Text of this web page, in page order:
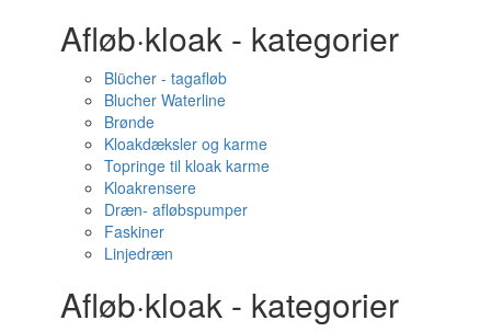
Afløb·kloak - kategorier
Blücher - tagafløb
Blucher Waterline
Brønde
Kloakdæksler og karme
Topringe til kloak karme
Kloakrensere
Dræn- afløbspumper
Faskiner
Linjedræn
Afløb·kloak - kategorier